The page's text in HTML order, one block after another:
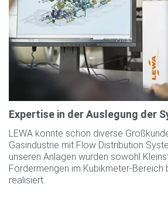
Expertise in der Auslegung der
LEWA konnte schon diverse
Gasindustrie mit Flow Distribution
unseren Anlagen wurden sowohl
Fördermengen im Kubikmeter-Bereich
realisiert.